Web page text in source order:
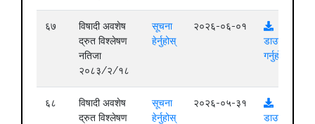
६७
विषादी अवशेष
द्रुत विश्लेषण
नतिजा
२०८३/२/१८
सूचना
हेर्नुहोस्
२०२६-०६-०१
डाउनलोड
गर्नुहोस्
६८
विषादी अवशेष
द्रुत विश्लेषण
सूचना
हेर्नुहोस्
२०२६-०५-३१
डाउनलोड